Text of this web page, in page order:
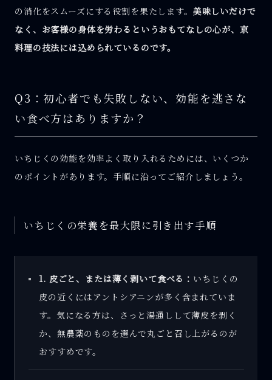
の消化をスムーズにする役割を果たします。 美味しいだけで
なく、お客様の身体を労わるというおもてなしの心が、京
料理の技法には込められているのです。
Q3：初心者でも失敗しない、効能を逃さな
い食べ方はありますか？
いちじくの効能を効率よく取り入れるためには、いくつか
のポイントがあります。手順に沿ってご紹介しましょう。
いちじくの栄養を最大限に引き出す手順
1. 皮ごと、または薄く剥いて食べる： いちじくの
皮の近くにはアントシアニンが多く含まれていま
す。気になる方は、さっと湯通しして薄皮を剥く
か、無農薬のものを選んで丸ごと召し上がるのが
おすすめです。